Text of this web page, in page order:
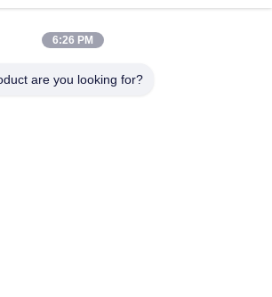
città di Foshan
6:26 PM
are you looking for?